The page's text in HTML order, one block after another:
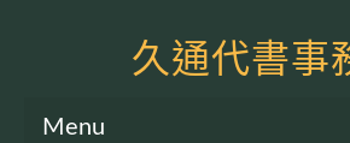
久通代書事
Menu